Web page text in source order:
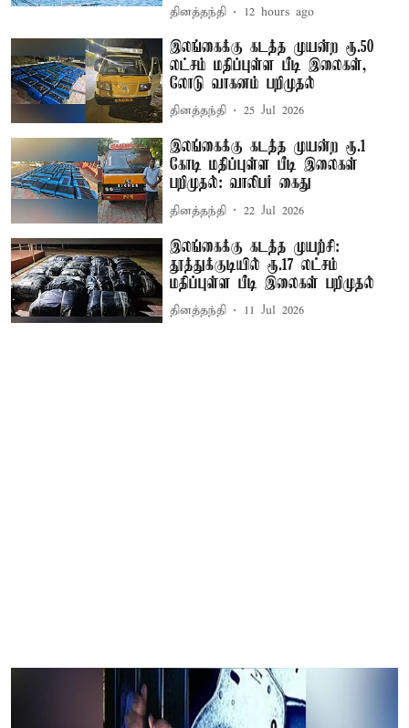
தினத்தந்தி 12 hours ago
இலங்கைக்கு கடத்த முயன்ற ரூ.50
லட்சம் மதிப்புள்ள பீடி இலைகள்,
லோடு வாகனம் பறிமுதல்
தினத்தந்தி 25 Jul 2026
இலங்கைக்கு கடத்த முயன்ற ரூ.1
கோடி மதிப்புள்ள பீடி இலைகள்
பறிமுதல்: வாலிபர் கைது
தினத்தந்தி 22 Jul 2026
இலங்கைக்கு கடத்த முயற்சி:
தூத்துக்குடியில் ரூ.17 லட்சம்
மதிப்புள்ள பீடி இலைகள் பறிமுதல்
தினத்தந்தி 11 Jul 2026